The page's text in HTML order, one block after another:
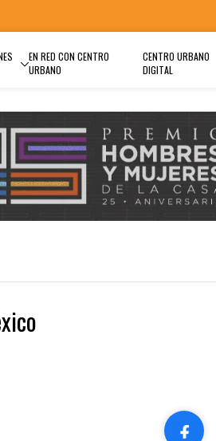
EN RED CON CENTRO
URBANO
CENTRO URBANO
DIGITAL